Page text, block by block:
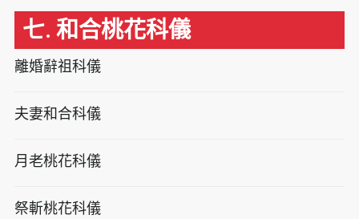
七. 和合桃花科儀
離婚辭祖科儀
夫妻和合科儀
月老桃花科儀
祭斬桃花科儀